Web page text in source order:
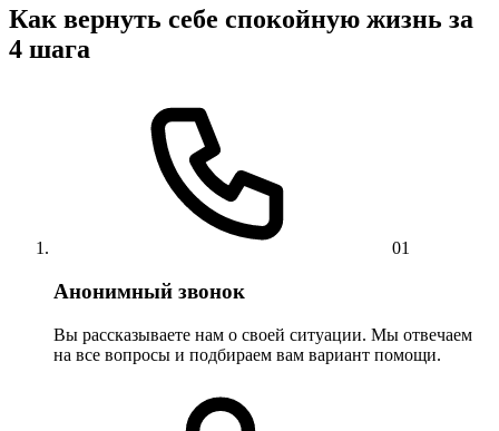
Как вернуть себе спокойную жизнь за
4 шага
01
Анонимный звонок
Вы рассказываете нам о своей ситуации. Мы отвечаем
на все вопросы и подбираем вам вариант помощи.